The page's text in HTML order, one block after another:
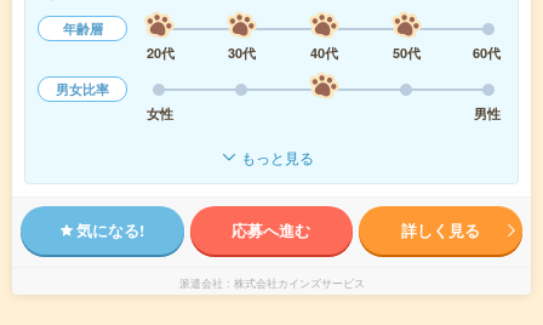
年齢層
20代
30代 40代 50代
60代
男女比率
女性
男性
もっと見る
気になる! 応募へ進む 詳しく見る
派遣会社 株式会社カインズサービス